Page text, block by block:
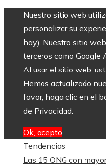
Nuestro sitio web
personalizar su
hay). Nuestro sitio
terceros como Google
Al usar el sitio web,
Hemos actualizado
favor, haga clic en el
de Privacidad.
Ok, acepto
Tendencias
Las 15 ONG con